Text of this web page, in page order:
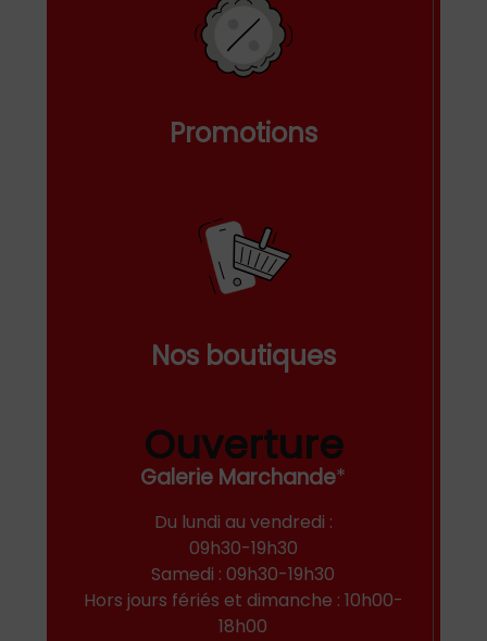
Promotions
Nos boutiques
Ouverture
Galerie Marchande*
Du lundi au vendredi :
09h30-19h30
Samedi : 09h30-19h30
Hors jours fériés et dimanche : 10h00-
18h00